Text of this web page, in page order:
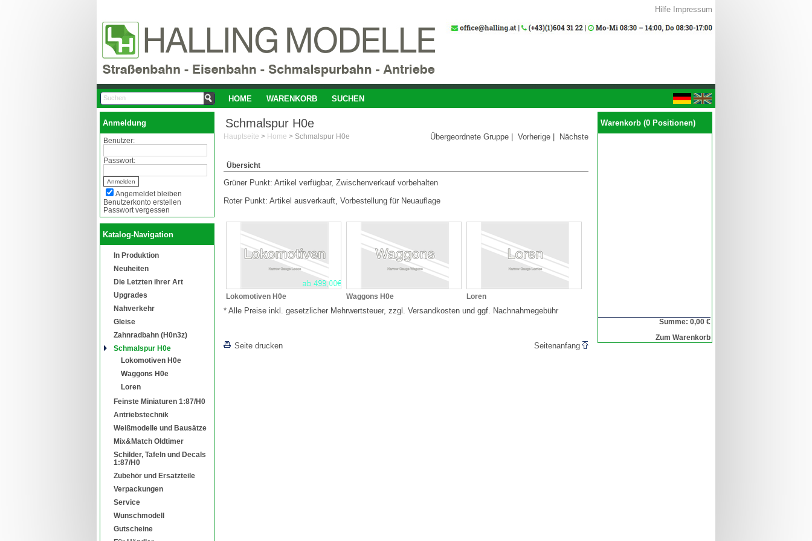
Hilfe Impressum
HOME WARENKORB SUCHEN
Anmeldung
Benutzer:
Passwort:
Angemeldet bleiben
Benutzerkonto erstellen
Passwort vergessen
Katalog-Navigation
In Produktion
Neuheiten
Die Letzten ihrer Art
Upgrades
Nahverkehr
Gleise
Zahnradbahn (H0n3z)
Schmalspur H0e
Lokomotiven H0e
Waggons H0e
Loren
Feinste Miniaturen 1:87/H0
Antriebstechnik
Weißmodelle und Bausätze
Mix&Match Oldtimer
Schilder, Tafeln und Decals
1:87/H0
Zubehör und Ersatzteile
Verpackungen
Service
Wunschmodell
Gutscheine
Warenkorb (0 Positionen)
Summe: 0,00 €
Zum Warenkorb
Schmalspur H0e
Hauptseite > Home > Schmalspur H0e Übergeordnete Gruppe Vorherige Nächste
Übersicht
Grüner Punkt: Artikel verfügbar, Zwischenverkauf vorbehalten
Roter Punkt: Artikel ausverkauft, Vorbestellung für Neuauflage
Lokomotiven H0e Waggons H0e Loren
* Alle Preise inkl. gesetzlicher Mehrwertsteuer, zzgl. Versandkosten und ggf. Nachnahmegebühr
Seite drucken Seitenanfang